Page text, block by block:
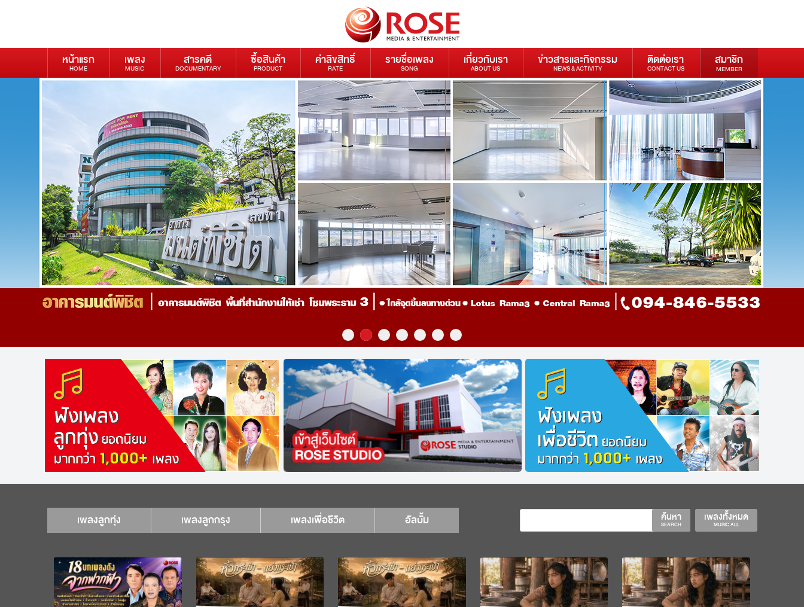
หน้าแรก
HOME
เพลง
MUSIC
สารคดี
DOCUMENTARY
ซื้อสินค้า
PRODUCT
ค่าลิขสิทธิ์
RATE
รายชื่อเพลง
SONG
เกี่ยวกับเรา
ABOUT US
ข่าวสารและกิจกรรม
NEWS & ACTIVITY
ติดต่อเรา
CONTACT US
สมาชิก
MEMBER
เพลงลูกทุ่ง เพลงลูกกรุง เพลงเพื่อชีวิต อัลบั้ม เพลงทั้งหมด
MUSIC ALL
ค้นหา
SEARCH